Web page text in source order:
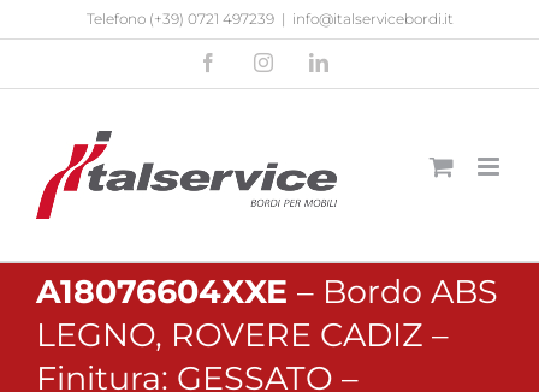
contenuto
Telefono (+39) 0721 497239 | info@italservicebordi.it
FacebookInstagramLinkedIn
A18076604XXE – Bordo ABS
LEGNO, ROVERE CADIZ –
Finitura: GESSATO –